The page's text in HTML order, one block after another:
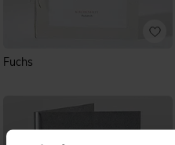
Fuchs